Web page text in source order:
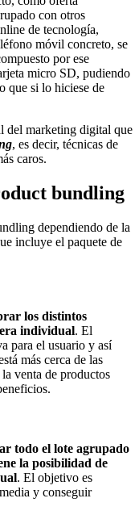
con otros
de tecnología,
móvil concreto, se
por ese
micro SD, pudiendo
que si lo hiciese de
del marketing digital que
, es decir, técnicas de
caros.
bundling
dependiendo de la
incluye el paquete de
los distintos
individual. El
para el usuario y así
más cerca de las
venta de productos
todo el lote agrupado
la posibilidad de
. El objetivo es
y conseguir